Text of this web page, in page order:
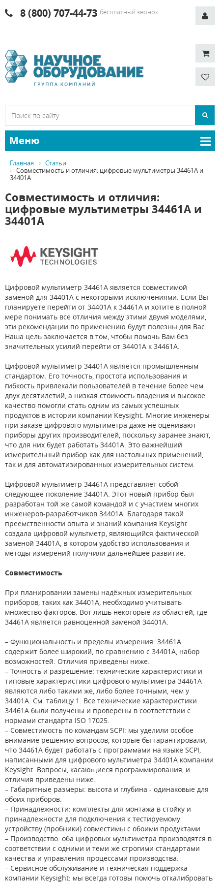
8 (800) 707-44-73 бесплатный звонок
Меню
Главная
Статьи
Совместимость и отличия: цифровые мультиметры 34461A и
34401A
Совместимость и отличия:
цифровые мультиметры 34461A и
34401A
Цифровой мультиметр 34461A является совместимой
заменой для 34401A с некоторыми исключениями. Если Вы
планируете перейти от 34401A к 34461A и хотите в полной
мере понимать все отличия между этими двумя моделями,
эти рекомендации по применению будут полезны для Вас.
Наша цель заключается в том, чтобы помочь Вам без
значительных усилий перейти от 34401A к 34461A.
Цифровой мультиметр 34401A является промышленным
стандартом. Его точность, простота использования и
гибкость привлекали пользователей в течение более чем
двух десятилетий, а низкая стоимость владения и высокое
качество помогли стать одним из самых успешных
продуктов в истории компании Keysight. Многие инженеры
при заказе цифрового мультиметра даже не оценивают
приборы других производителей, поскольку заранее знают,
что для них будет работать 34401A. Это важнейший
измерительный прибор как для настольных применений,
так и для автоматизированных измерительных систем.
Цифровой мультиметр 34461A представляет собой
следующее поколение 34401A. Этот новый прибор был
разработан той же самой командой и с участием многих
инженеров-разработчиков 34401A. Благодаря такой
преемственности опыта и знаний компания Keysight
создала цифровой мультметр, являющийся фактической
заменой 34401A, в котором удобство использования и
методы измерений получили дальнейшее развитие.
Совместимость
При планировании замены надёжных измерительных
приборов, таких как 34401A, необходимо учитывать
множество факторов. Вот лишь некоторые из областей, где
34461A является равноценной заменой 34401A.
– Функциональность и пределы измерения: 34461A
содержит более широкий, по сравнению с 34401A, набор
возможностей. Отличия приведены ниже.
– Точность и разрешение: технические характеристики и
типовые характеристики цифрового мультиметра 34461A
являются либо такими же, либо более точными, чем у
34401A. См. таблицу 1. Все технические характеристики
34461А были получены и проверены в соответствии с
нормами стандарта ISO 17025.
– Совместимость по командам SCPI: мы уделили особое
внимание решению вопросов, которые бы гарантировали,
что 34461A будет работать с программами на языке SCPI,
написанными для цифрового мультиметра 34401А компании
Keysight. Вопросы, касающиеся программирования, и
отличия приведены ниже.
– Габаритные размеры: высота и глубина - одинаковые для
обоих приборов.
– Принадлежности: комплекты для монтажа в стойку и
принадлежности для подключения к тестируемому
устройству (пробники) совместимы с обоими продуктами.
– Производство: оба цифровых мультиметра производятся в
соответствии с одними и теми же строгими стандартами
качества и управления процессами производства.
– Сервисное обслуживание и техническая поддержка
компании Keysight: мы всегда готовы помочь откалибровать